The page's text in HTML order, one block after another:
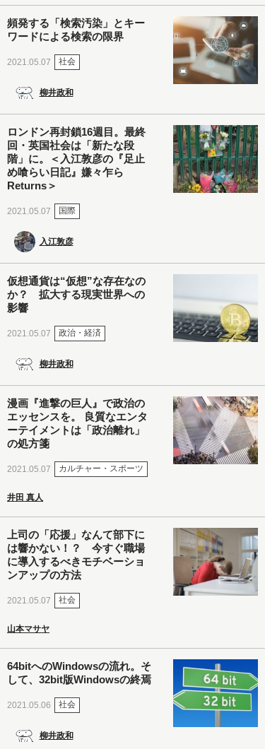
頻発する「検索汚染」とキー
ワードによる検索の限界
2021.05.07 社会
柳井政和
ロンドン再封鎖16週目。最終
回・英国社会は「新たな段
階」に。＜入江敦彦の『足止
め喰らい日記』嫌々乍ら
Returns＞
2021.05.07 国際
入江敦彦
仮想通貨は“仮想”な存在なの
か？ 拡大する現実世界への
影響
2021.05.07 政治・経済
柳井政和
漫画『進撃の巨人』で政治の
エッセンスを。 良質なエンタ
ーテイメントは「政治離れ」
の処方箋
2021.05.07 カルチャー・スポーツ
井田 真人
上司の「応援」なんて部下に
は響かない！？ 今すぐ職場
に導入するべきモチベーショ
ンアップの方法
2021.05.07 社会
山本マサヤ
64bitへのWindowsの流れ。そ
して、32bit版Windowsの終焉
2021.05.06 社会
柳井政和